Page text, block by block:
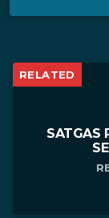
RELATED
SATGAS